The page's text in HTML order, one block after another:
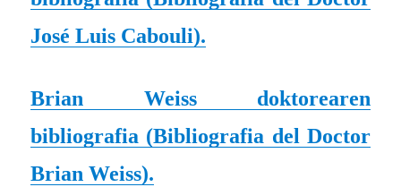
José Luis Cabouli).
Brian Weiss doktorearen
bibliografia (Bibliografia del Doctor
Brian Weiss).